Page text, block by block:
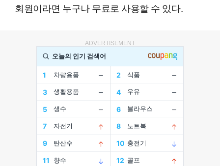
회원이라면 누구나 무료로 사용할 수 있다.
ADVERTISEMENT